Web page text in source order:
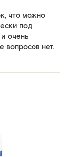
что можно
под
очень
вопросов нет.